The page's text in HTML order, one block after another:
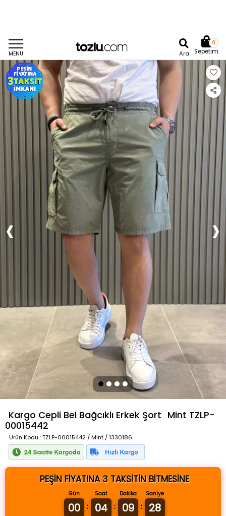
MENU Ara
0
Sepetim
Kargo Cepli Bel Bağcıklı Erkek Şort Mint TZLP-
00015442
Ürün Kodu : TZLP-00015442 / Mint / 1330186
PEŞİN FİYATINA 3 TAKSİTİN BİTMESİNE
Gün
00 :
Saat
04 :
Dakika
09 :
Saniye
28